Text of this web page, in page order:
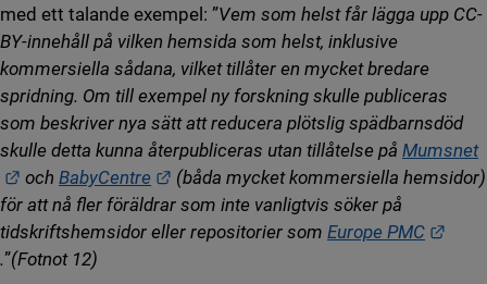
med ett talande exempel: ”Vem som helst får lägga upp CC-
BY-innehåll på vilken hemsida som helst, inklusive
kommersiella sådana, vilket tillåter en mycket bredare
spridning. Om till exempel ny forskning skulle publiceras
som beskriver nya sätt att reducera plötslig spädbarnsdöd
skulle detta kunna återpubliceras utan tillåtelse på Mumsnet
Länk till annan webbplats.
ochBabyCentre Länk till annan webbplats.
(båda mycket kommersiella hemsidor)
för att nå fler föräldrar som inte vanligtvis söker på
tidskriftshemsidor eller repositorier som Europe PMC
Länk till annan webbplats.
.”(Fotnot 12)